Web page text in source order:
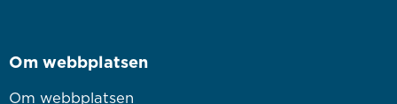
Om webbplatsen
Om webbplatsen